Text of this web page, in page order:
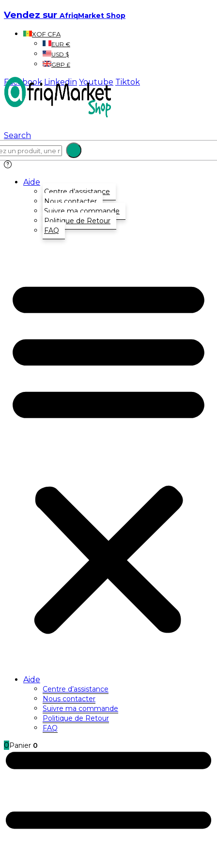
Vendez sur AfriqMarket Shop
XOF CFA
EUR €
USD $
GBP £
Facebook Linkedin Youtube Tiktok
Search
Aide
Centre d’assistance
Nous contacter
Suivre ma commande
Politique de Retour
FAQ
Aide
Centre d’assistance
Nous contacter
Suivre ma commande
Politique de Retour
FAQ
0 Panier 0